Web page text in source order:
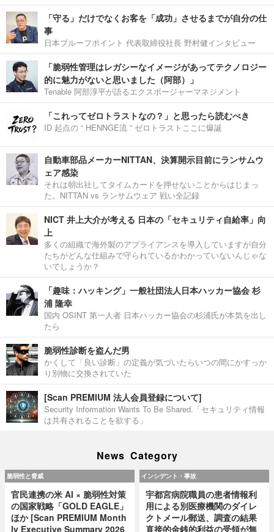
「守る」だけでなくお客を「成功」させるまでが自分の仕
事
日本プルーフポイント 代表取締役社長 野村健インタビュー
「脆弱性管理はレガシーなイメージがあってテクノロジー
的に魅力がないと思いました（阿部）」
Tenable 阿部淳平が語るエクスポージャーマネジメント
「これってゼロトラストなの？」と思ったら読むべき
ID 起点の “ HENNGE流 ” ゼロトラストここに爆誕
自動車部品メーカーNITTAN、決算開示目前にランサムウ
ェア感染
それは朝出社してタイムカードを押せないことからはじまっ
た。NITTAN vs ランサムウェア 戦い全記録
NICT 井上大介が考える 日本の「セキュリティ自給率」向
上
多くの組織で海外製のアプライアンスを導入していますが自分
たちがどんな仕組みで守られているかわかっていないんじゃな
いでしょうか？
「趣味：ハッキング」一般社団法人日本ハッカー協会 杉
浦 隆幸
国内 OSINT 第一人者 日本ハッカー協会の杉浦氏が本気を出し
たら
脆弱性診断を盗んだ男
かくして「良い診断」の定義が気づいたらいつの間にかすっか
り別物に交換されていた
[Scan PREMIUM 法人会員登録について]
Security Information Wants To Be Shared.「セキュリティ情報
は共有されることを欲する」
News Category
脆弱性と脅威
官民連携の米 AI × 脆弱性対策
の国家戦略「GOLD EAGLE」
ほか [Scan PREMIUM Month
ly Executive Summary 2026
インシデント・事故
宇都宮病院職員の患者情報利
用による別医療機関のダイレ
クトメール郵送、調査の結果
直接的金銭的利益の受領が無